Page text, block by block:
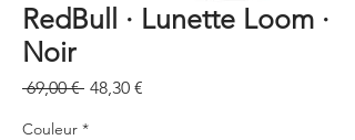
RedBull · Lunette Loom ·
Noir
69,00 € Prix
48,30 €
Couleur *